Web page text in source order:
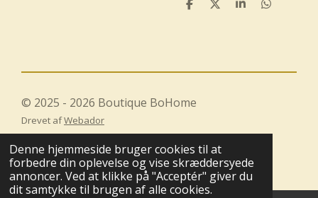
Denne hjemmeside bruger cookies til at
forbedre din oplevelse og vise skræddersyede
annoncer. Ved at klikke på "Acceptér" giver du
dit samtykke til brugen af alle cookies.
D
D
D
D
© 2025 - 2026 Boutique BoHome
Drevet afWebador